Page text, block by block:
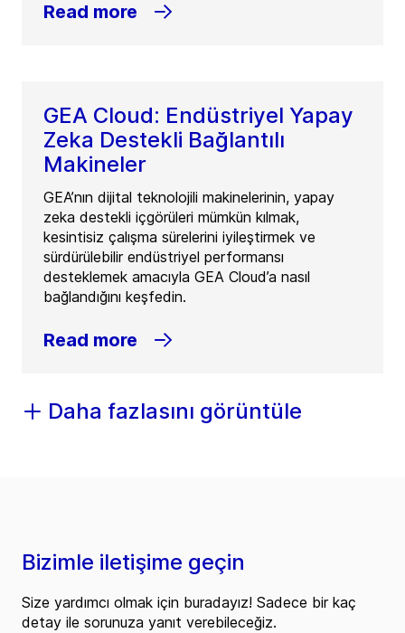
Read more
GEA Cloud: Endüstriyel Yapay
Zeka Destekli Bağlantılı
Makineler
GEA’nın dijital teknolojili makinelerinin, yapay
zeka destekli içgörüleri mümkün kılmak,
kesintisiz çalışma sürelerini iyileştirmek ve
sürdürülebilir endüstriyel performansı
desteklemek amacıyla GEA Cloud’a nasıl
bağlandığını keşfedin.
Read more
Daha fazlasını görüntüle
Bizimle iletişime geçin
Size yardımcı olmak için buradayız! Sadece bir kaç
detay ile sorunuza yanıt verebileceğiz.